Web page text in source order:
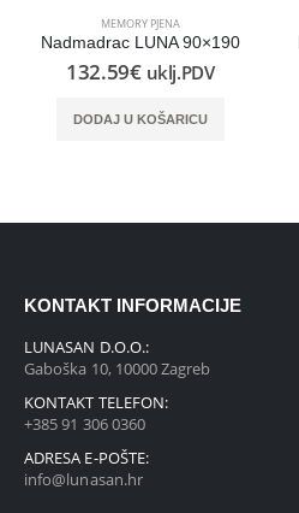
MEMORY PJENA
Nadmadrac LUNA 90×190
132.59€ uklj.PDV
DODAJ U KOŠARICU
KONTAKT INFORMACIJE
LUNASAN D.O.O.:
Gaboška 10, 10000 Zagreb
KONTAKT TELEFON:
+385 91 306 0360
ADRESA E-POŠTE:
info@lunasan.hr